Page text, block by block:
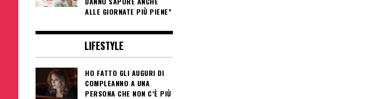
ALLE GIORNATE PIÙ PIENE”
LIFESTYLE
HO FATTO GLI AUGURI DI
COMPLEANNO A UNA
PERSONA CHE NON C’È PIÙ